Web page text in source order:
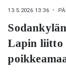
13.5.2026 13:36 ・
Lapin liitto